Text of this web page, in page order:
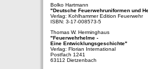
Bolko Hartmann
"Deutsche Feuerwehruniformen und
Verlag: Kohlhammer Edition Feuerwehr
ISBN: 3-17-008573-5
Thomas W. Herminghaus
"Feuerwehrhelme -
Eine Entwicklungsgeschichte"
Verlag: Florian International
Postfach 1241
63112 Dietzenbach